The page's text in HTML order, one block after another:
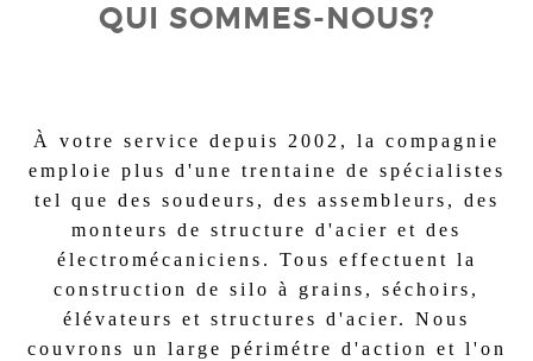
QUI SOMMES-NOUS?
À votre service depuis 2002, la compagnie
emploie plus d'une trentaine de spécialistes
tel que des soudeurs, des assembleurs, des
monteurs de structure d'acier et des
électromécaniciens. Tous effectuent la
construction de silo à grains, séchoirs,
élévateurs et structures d'acier. Nous
couvrons un large périmétre d'action et l'on